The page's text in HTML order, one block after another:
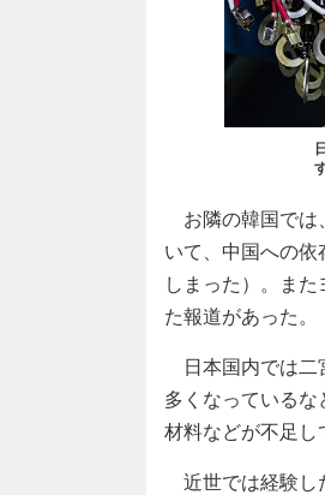
お隣の韓国では
いて、中国への
しまった）。ま
た報道があった。
日本国内では二
多くなっている
材料などが不足し
近世では経験し